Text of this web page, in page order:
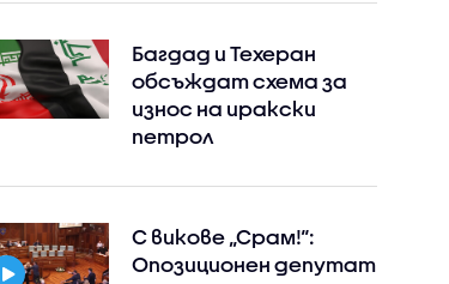
Багдад и Техеран
обсъждат схема за
износ на иракски
петрол
С викове „Срам!“:
Опозиционен депутат